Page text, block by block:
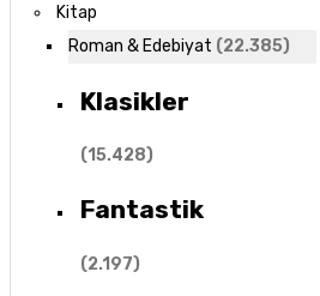
Kitap
Roman & Edebiyat (22.385)
Klasikler
(15.428)
Fantastik
(2.197)